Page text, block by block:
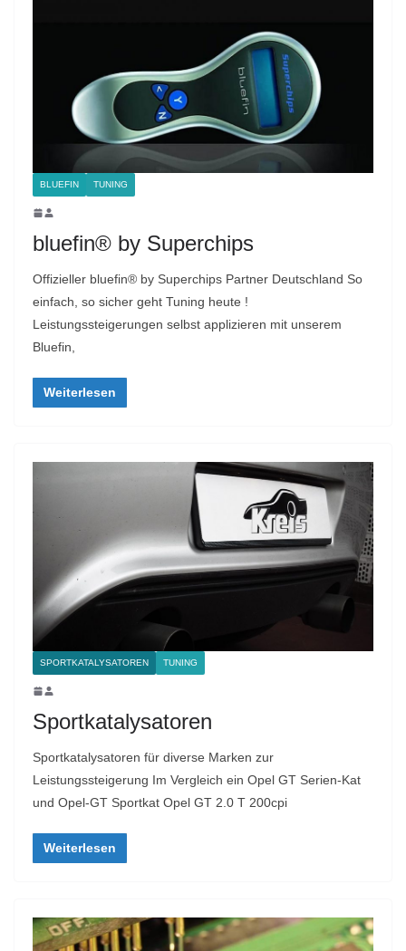
BLUEFIN TUNING
bluefin® by Superchips
Offizieller bluefin® by Superchips Partner Deutschland So
einfach, so sicher geht Tuning heute !
Leistungssteigerungen selbst applizieren mit unserem
Bluefin,
Weiterlesen
SPORTKATALYSATOREN TUNING
Sportkatalysatoren
Sportkatalysatoren für diverse Marken zur
Leistungssteigerung Im Vergleich ein Opel GT Serien-Kat
und Opel-GT Sportkat Opel GT 2.0 T 200cpi
Weiterlesen